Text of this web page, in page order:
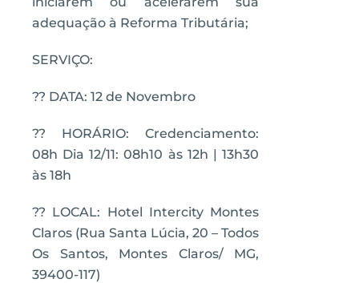
adequação à Reforma Tributária;
SERVIÇO:
?? DATA: 12 de Novembro
?? HORÁRIO: Credenciamento:
08h Dia 12/11: 08h10 às 12h | 13h30
às 18h
?? LOCAL: Hotel Intercity Montes
Claros (Rua Santa Lúcia, 20 – Todos
Os Santos, Montes Claros/ MG,
39400-117)